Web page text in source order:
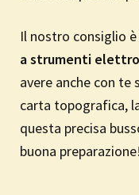
Il nostro consiglio
a strumenti
avere anche con
carta topografica,
questa precisa
buona preparazione!